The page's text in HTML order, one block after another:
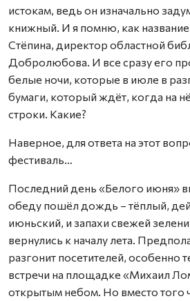
истокам, ведь он изначально
книжный. И я помню, как
Стёпина, директор областной
Добролюбова. И все сразу его
белые ночи, которые в июле в
бумаги, который ждёт, когда на
строки. Какие?
Наверное, для ответа на этот
фестиваль…
Последний день «Белого июня»
обеду пошёл дождь – тёплый,
июньский, и запахи свежей
вернулись к началу лета.
разгонит посетителей, особенно
встречи на площадке «Михаил
открытым небом. Но вместо того